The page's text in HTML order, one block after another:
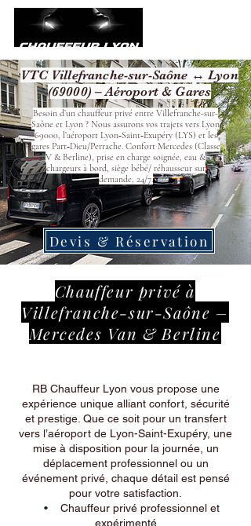
VTC Villefranche-sur-Saône ↔ Lyon
(69000) – Aéroport & Gares
Besoin d’un chauffeur privé entre Villefranche-sur-
Saône et Lyon ? Nous assurons vos trajets vers Lyon
69000, l’aéroport Lyon‑Saint‑Exupéry (LYS) et les
gares Part‑Dieu/Perrache. Confort Mercedes (Classe
V & Berline), prise en charge soignée, eau &
chargeurs à bord, siège bébé/ réhausseur sur
demande, 24/7.
Devis & Réservation
Chauffeur privé à
Villefranche-sur-Saône –
Mercedes Van & Berline
RB Chauffeur Lyon vous propose une
expérience unique alliant confort, sécurité
et prestige. Que ce soit pour un transfert
vers l’aéroport de Lyon-Saint-Exupéry, une
mise à disposition pour la journée, un
déplacement professionnel ou un
événement privé, chaque détail est pensé
pour votre satisfaction.
• Chauffeur privé professionnel et
expérimenté